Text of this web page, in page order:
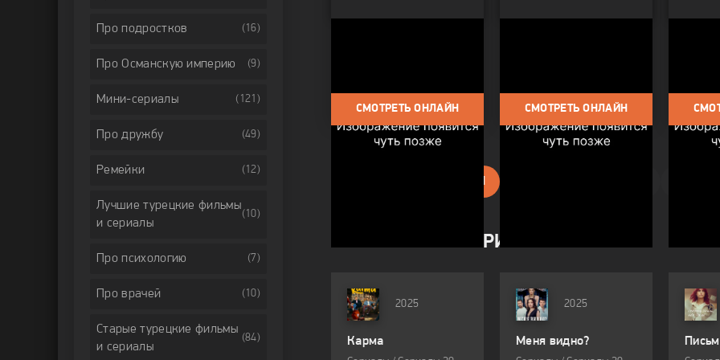
СМОТРЕТЬ ОНЛАЙН СМОТРЕТЬ ОНЛАЙН
ОБНОВЛЕНИЯ СЕРИАЛОВ:
2025
Карма
2025
Меня видно?
Про подростков (16)
Про Османскую империю (9)
Мини-сериалы (121)
Про дружбу (49)
Ремейки (12)
Лучшие турецкие фильмы
и сериалы
(10)
Про психологию (7)
Про врачей (10)
Старые турецкие фильмы
и сериалы
(84)